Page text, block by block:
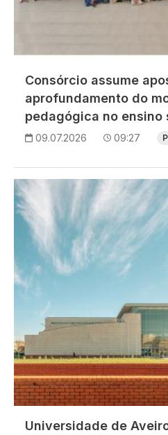
Consórcio assume
aprofundamento do
pedagógica no ensino
09.07.2026 09:27
Imagem
Universidade de